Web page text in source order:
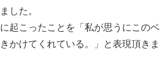
した。
起こったことを「私が思うにこのベ
かけてくれている。」と表現頂きま